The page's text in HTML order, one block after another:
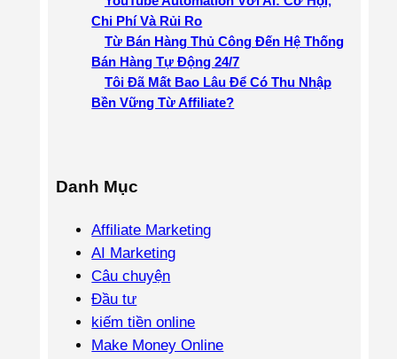
Chi Phí Và Rủi Ro
Từ Bán Hàng Thủ Công Đến Hệ Thống
Bán Hàng Tự Động 24/7
Tôi Đã Mất Bao Lâu Để Có Thu Nhập
Bền Vững Từ Affiliate?
Danh Mục
Affiliate Marketing
AI Marketing
Câu chuyện
Đầu tư
kiếm tiền online
Make Money Online